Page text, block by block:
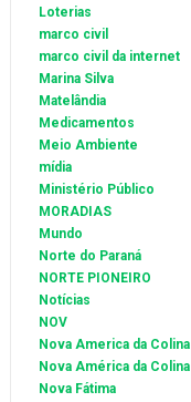
Loterias
marco civil
marco civil da internet
Marina Silva
Matelândia
Medicamentos
Meio Ambiente
mídia
Ministério Público
MORADIAS
Mundo
Norte do Paraná
NORTE PIONEIRO
Notícias
NOV
Nova America da Colina
Nova América da Colina
Nova Fátima